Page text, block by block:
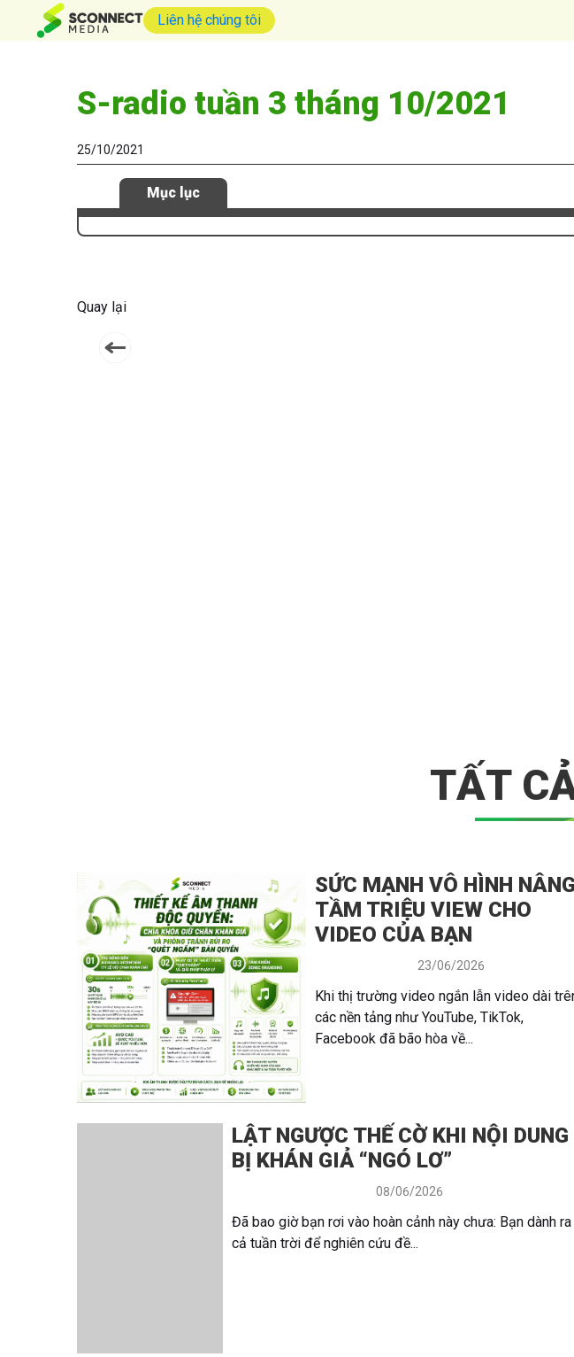
Liên hệ chúng tôi
S-radio tuần 3 tháng 10/2021
25/10/2021
Mục lục
Quay lại
TẤT
SỨC MẠNH VÔ HÌNH NÂNG
TẦM TRIỆU VIEW CHO
VIDEO CỦA BẠN
23/06/2026
Khi thị trường video ngắn lẫn video dài
các nền tảng như YouTube, TikTok,
Facebook đã bão hòa về...
LẬT NGƯỢC THẾ CỜ KHI NỘI DUNG
BỊ KHÁN GIẢ “NGÓ LƠ”
08/06/2026
Đã bao giờ bạn rơi vào hoàn cảnh này chưa: Bạn dành ra
cả tuần trời để nghiên cứu đề...